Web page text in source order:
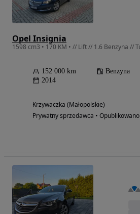
Opel Insignia
152 000 km Benzyna
2014
Krzywaczka (Małopolskie)
Prywatny sprzedawca • Opublikowano